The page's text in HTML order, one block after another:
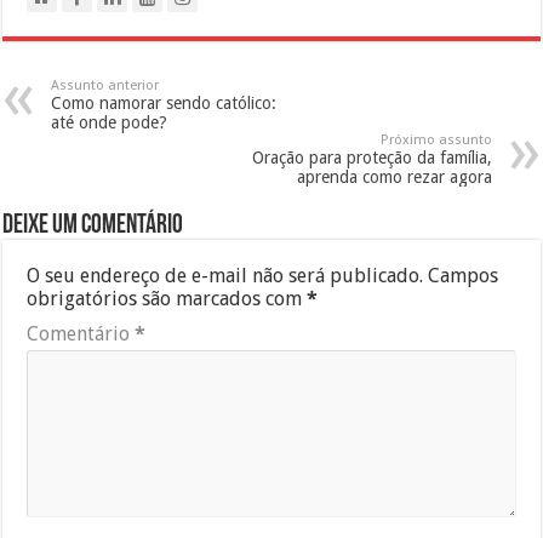
Assunto anterior
Como namorar sendo católico:
até onde pode?
Próximo assunto
Oração para proteção da família,
aprenda como rezar agora
Deixe um comentário
O seu endereço de e-mail não será publicado. Campos
obrigatórios são marcados com*
Comentário*